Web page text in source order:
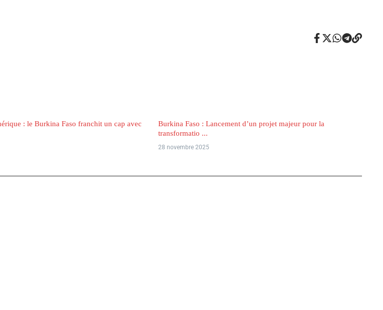
: le Burkina Faso franchit un cap avec
Burkina Faso : Lancement d’un projet majeur pour la
transformatio ...
28 novembre 2025